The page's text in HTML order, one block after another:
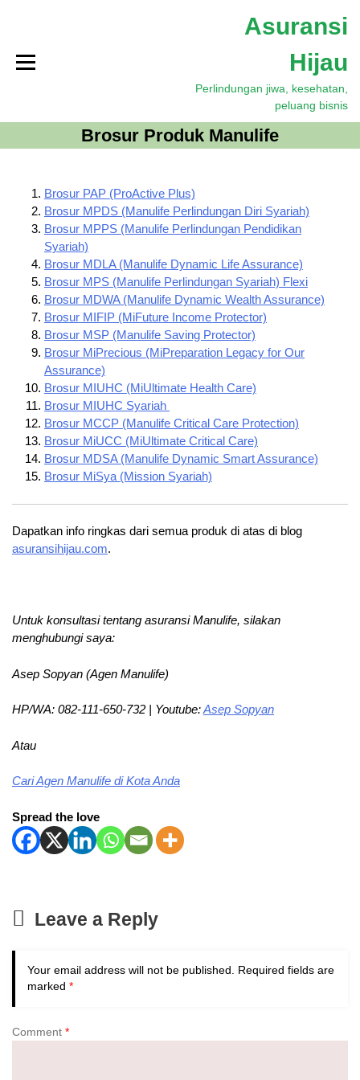
n
Asuransi
Hijau
Perlindungan jiwa, kesehatan,
peluang bisnis
Brosur Produk Manulife
Brosur PAP (ProActive Plus)
Brosur MPDS (Manulife Perlindungan Diri Syariah)
Brosur MPPS (Manulife Perlindungan Pendidikan
Syariah)
Brosur MDLA (Manulife Dynamic Life Assurance)
Brosur MPS (Manulife Perlindungan Syariah) Flexi
Brosur MDWA (Manulife Dynamic Wealth Assurance)
Brosur MIFIP (MiFuture Income Protector)
Brosur MSP (Manulife Saving Protector)
Brosur MiPrecious (MiPreparation Legacy for Our
Assurance)
Brosur MIUHC (MiUltimate Health Care)
Brosur MIUHC Syariah
Brosur MCCP (Manulife Critical Care Protection)
Brosur MiUCC (MiUltimate Critical Care)
Brosur MDSA (Manulife Dynamic Smart Assurance)
Brosur MiSya (Mission Syariah)
Dapatkan info ringkas dari semua produk di atas di blog
asuransihijau.com.
Untuk konsultasi tentang asuransi Manulife, silakan
menghubungi saya:
Asep Sopyan (Agen Manulife)
HP/WA: 082-111-650-732 | Youtube:Asep Sopyan
Atau
Cari Agen Manulife di Kota Anda
Spread the love
Leave a Reply
Your email address will not be published. Required fields are
marked *
Comment *